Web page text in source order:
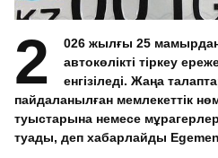
2
026 жылғы 25 мамырдан
автокөлікті тіркеу
енгізіледі. Жаңа
пайдаланылған мемлекеттік
туыстарына немесе
туады, деп хабарлайды